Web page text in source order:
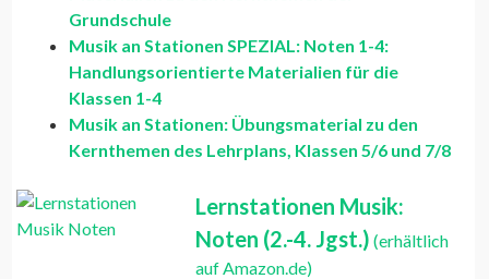
Grundschule
Musik an Stationen SPEZIAL: Noten 1-4:
Handlungsorientierte Materialien für die
Klassen 1-4
Musik an Stationen: Übungsmaterial zu den
Kernthemen des Lehrplans, Klassen 5/6 und 7/8
Lernstationen Musik:
Noten (2.-4. Jgst.) (erhältlich
auf Amazon.de)